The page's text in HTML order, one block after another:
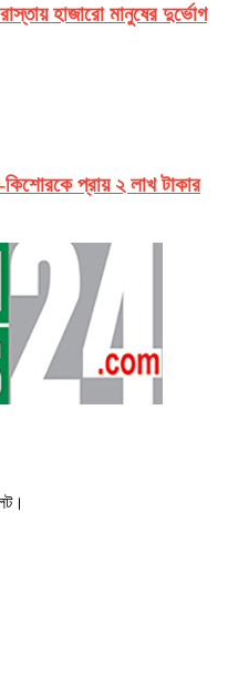
হাজারো মানুষের দুর্ভোগ
প্রায় ২ লাখ টাকার